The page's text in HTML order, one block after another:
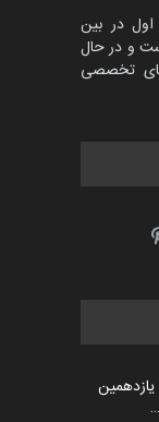
اول در بین
و در حال
تخصصی